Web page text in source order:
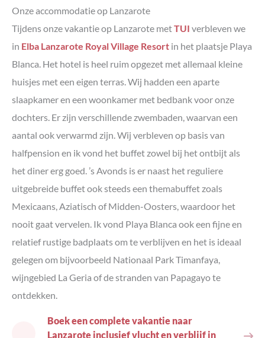
Onze accommodatie op Lanzarote
Tijdens onze vakantie op Lanzarote metTUI verbleven we
in Elba Lanzarote Royal Village Resort in het plaatsje Playa
Blanca. Het hotel is heel ruim opgezet met allemaal kleine
huisjes met een eigen terras. Wij hadden een aparte
slaapkamer en een woonkamer met bedbank voor onze
dochters. Er zijn verschillende zwembaden, waarvan een
aantal ook verwarmd zijn. Wij verbleven op basis van
halfpension en ik vond het buffet zowel bij het ontbijt als
het diner erg goed. ’s Avonds is er naast het reguliere
uitgebreide buffet ook steeds een themabuffet zoals
Mexicaans, Aziatisch of Midden-Oosters, waardoor het
nooit gaat vervelen. Ik vond Playa Blanca ook een fijne en
relatief rustige badplaats om te verblijven en het is ideaal
gelegen om bijvoorbeeld Nationaal Park Timanfaya,
wijngebied La Geria of de stranden van Papagayo te
ontdekken.
Boek een complete vakantie naar
Lanzarote inclusief vlucht en verblijf in